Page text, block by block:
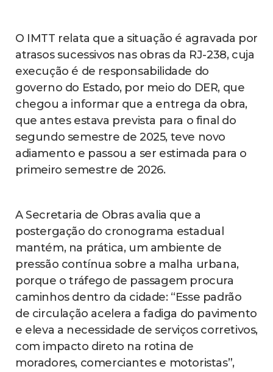
O IMTT relata que a situação é agravada por
atrasos sucessivos nas obras da RJ-238, cuja
execução é de responsabilidade do
governo do Estado, por meio do DER, que
chegou a informar que a entrega da obra,
que antes estava prevista para o final do
segundo semestre de 2025, teve novo
adiamento e passou a ser estimada para o
primeiro semestre de 2026.
A Secretaria de Obras avalia que a
postergação do cronograma estadual
mantém, na prática, um ambiente de
pressão contínua sobre a malha urbana,
porque o tráfego de passagem procura
caminhos dentro da cidade: “Esse padrão
de circulação acelera a fadiga do pavimento
e eleva a necessidade de serviços corretivos,
com impacto direto na rotina de
moradores, comerciantes e motoristas”,